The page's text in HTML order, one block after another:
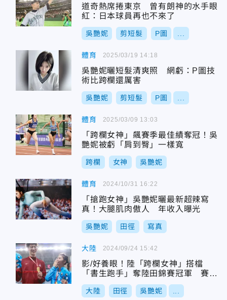
道奇熱席捲東京 曾有朗神的水手眼
紅：日本球員再也不來了
吳艷妮 剪短髮 P圖
體育
吳艷妮曬短髮清爽照 網虧：P圖技
術比跨欄還厲害
吳艷妮 剪短髮 P圖
2025/03/19 14:18
體育
「跨欄女神」飆賽季最佳績奪冠！吳
艷妮被虧「肩到臀」一樣寬
跨欄 女神 吳艷妮
2025/03/09 13:03
體育
「搶跑女神」吳艷妮曬最新超辣寫
真！大腿肌肉傲人 年收入曝光
吳艷妮 田徑 寫真
2024/10/31 16:22
大陸
影/好養眼！陸「跨欄女神」搭檔
「書生跑手」奪陸田錦賽冠軍 賽後
吐心聲
大陸 田徑 吳艷妮
2024/09/24 15:42